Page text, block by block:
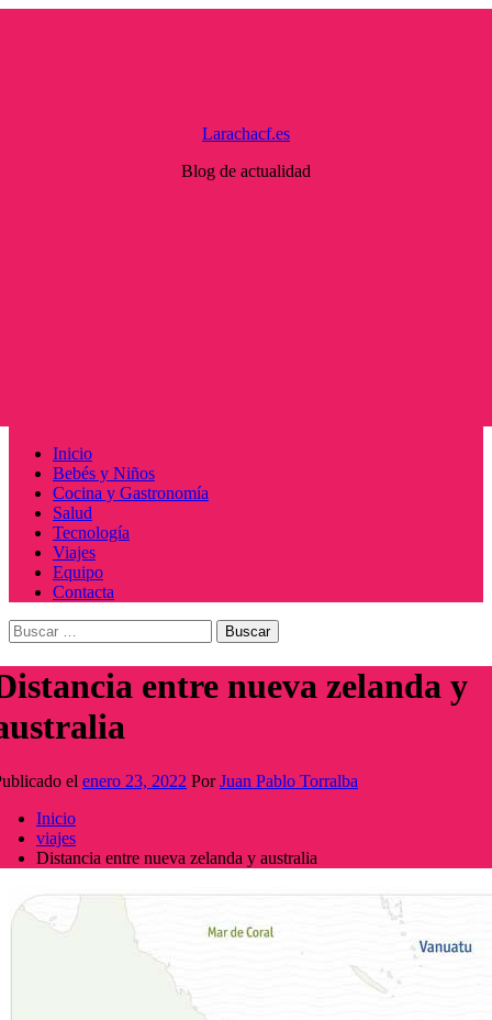
Larachacf.es
Blog de actualidad
Menú
principal
Inicio
Bebés y Niños
Cocina y Gastronomía
Salud
Tecnología
Viajes
Equipo
Contacta
Buscar:
entre nueva zelanda y
el enero 23, 2022 PorJuan Pablo Torralba
Inicio
viajes
Distancia entre nueva zelanda y australia